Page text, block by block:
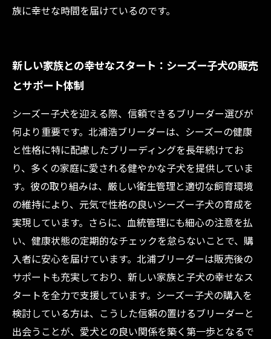
族に幸せな時間を届けているのです。
新しい家族との幸せなスタート：シーズー子犬の販売
とサポート体制
シーズー子犬を迎える際、信頼できるブリーダー選びが
何より重要です。北浦浩ブリーダーは、シーズーの健康
と性格に特に配慮したブリーディングを長年続けてお
り、多くの家庭に愛される健やかな子犬を提供していま
す。彼の取り組みは、厳しい衛生管理と適切な飼育環境
の維持により、元気で性格の良いシーズー子犬の育成を
実現しています。さらに、血統管理にも細心の注意を払
い、健康状態の定期的なチェックを怠らないことで、購
入者に安心を届けています。北浦ブリーダーは販売後の
サポートも充実しており、新しい家族と子犬の幸せなス
タートを全力で支援しています。シーズー子犬の購入を
検討している方は、こうした信頼の置けるブリーダーと
出会うことが、愛犬との良い関係を築く第一歩となるで